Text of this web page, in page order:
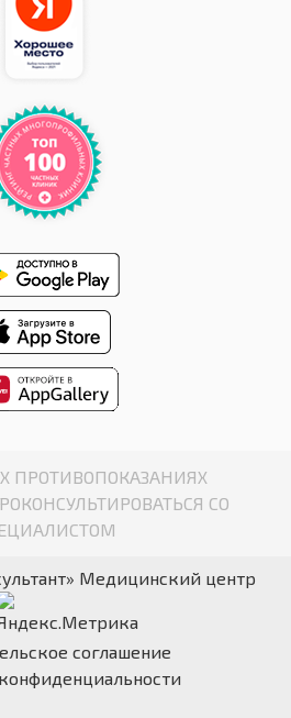
ПРОТИВОПОКАЗАНИЯХ
СО
Медицинский центр
соглашение